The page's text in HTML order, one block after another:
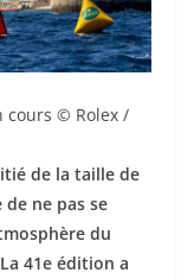
cours © Rolex /
de la taille de
ne pas se
du
41e édition a